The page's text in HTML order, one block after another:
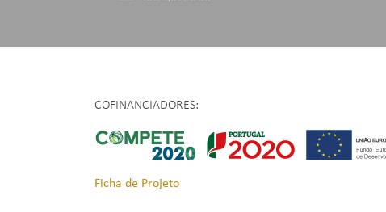
COFINANCIADORES:
Ficha de Projeto